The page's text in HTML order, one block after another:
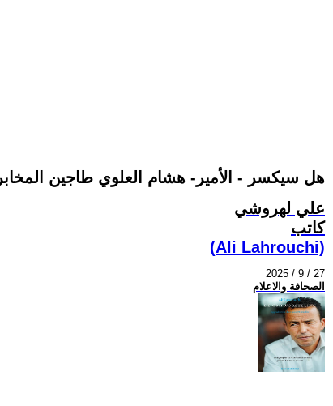
هل سيكسر - الأمير- هشام العلوي طاجين
علي لهروشي
كاتب
(Ali Lahrouchi)
2025 / 9 / 27
الصحافة والاعلام